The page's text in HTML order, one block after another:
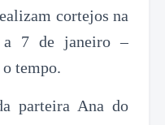
cortejos na
a 7 de janeiro –
tempo.
parteira Ana do